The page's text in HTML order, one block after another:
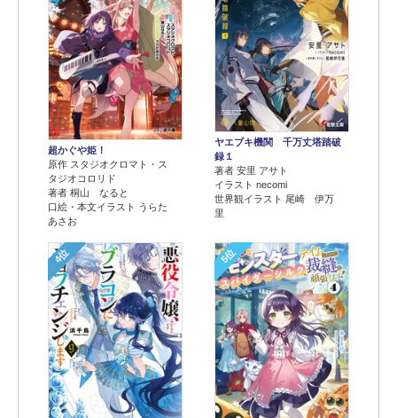
超かぐや姫！
原作 スタジオクロマト・ス
タジオコロリド
著者 桐山 なると
口絵・本文イラスト うらた
あさお
ヤエブキ機関 千万丈塔踏破
録１
著者 安里 アサト
イラスト necomi
世界観イラスト 尾崎 伊万
里
4位 5位